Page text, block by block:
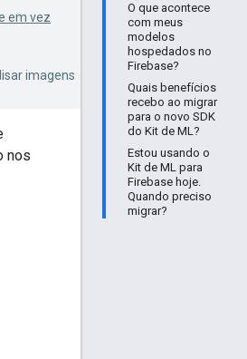
O que acontece
com meus
modelos
hospedados no
Firebase?
Quais benefícios
recebo ao migrar
para o novo SDK
do Kit de ML?
Estou usando o
Kit de ML para
Firebase hoje.
Quando preciso
migrar?
em vez
imagens
nos